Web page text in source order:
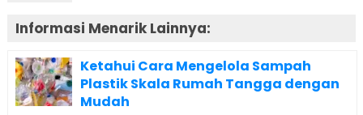
Informasi Menarik Lainnya:
Ketahui Cara Mengelola Sampah
Plastik Skala Rumah Tangga dengan
Mudah